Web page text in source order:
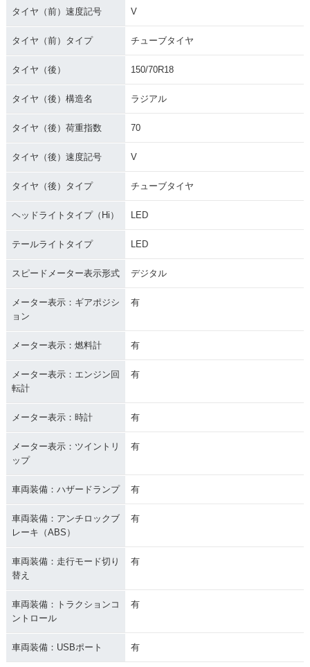
タイヤ（前）速度記号 V
タイヤ（前）タイプ チューブタイヤ
タイヤ（後） 150/70R18
タイヤ（後）構造名 ラジアル
タイヤ（後）荷重指数 70
タイヤ（後）速度記号 V
タイヤ（後）タイプ チューブタイヤ
ヘッドライトタイプ（Hi） LED
テールライトタイプ LED
スピードメーター表示形式 デジタル
メーター表示：ギアポジシ
ョン
有
メーター表示：燃料計 有
メーター表示：エンジン回
転計
有
メーター表示：時計 有
メーター表示：ツイントリ
ップ
有
車両装備：ハザードランプ 有
車両装備：アンチロックブ
レーキ（ABS）
有
車両装備：走行モード切り
替え
有
車両装備：トラクションコ
ントロール
有
車両装備：USBポート 有